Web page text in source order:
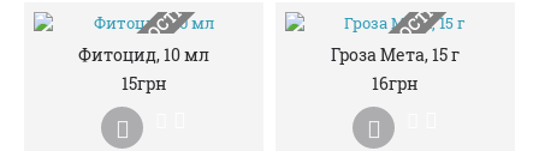
НЕМАЄ В НАЯВНОСТІ
Фитоцид, 10 мл
15грн
НЕМАЄ В НАЯВНОСТІ
Гроза Мета, 15 г
16грн